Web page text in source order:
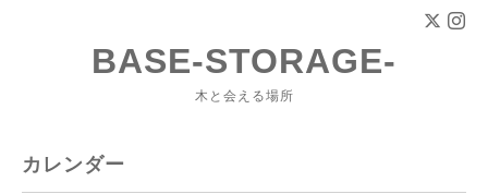
BASE-STORAGE-
木と会える場所
カレンダー